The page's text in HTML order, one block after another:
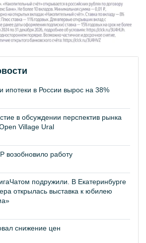
ипотеки в России вырос на 38%
в обсуждении перспектив рынка
Village Ural
возобновило работу
подружили. В Екатеринбурге
открылась выставка к юбилею
снижение цен